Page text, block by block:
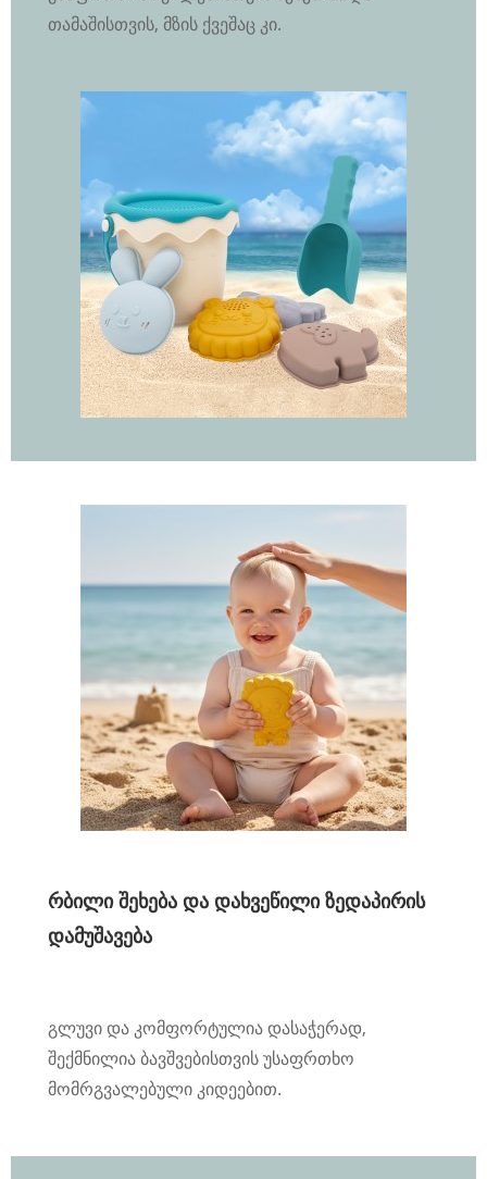
თამაშისთვის, მზის ქვეშაც კი.
რბილი შეხება და დახვეწილი ზედაპირის
დამუშავება
გლუვი და კომფორტულია დასაჭერად,
შექმნილია ბავშვებისთვის უსაფრთხო
მომრგვალებული კიდეებით.